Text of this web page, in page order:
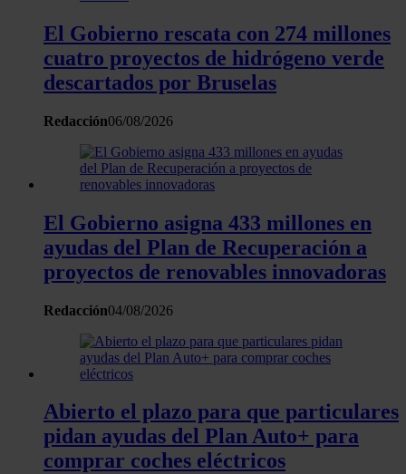
consentimiento en cualquier momento en la Declaración
de cookies.
Las cookies de este sitio web se usan para personalizar
el contenido y los anuncios, ofrecer funciones de redes
información sobre el uso que haga del sitio web con
nuestros partners de redes sociales, publicidad y análisis
que les haya proporcionado o que hayan recopilado a
partir del uso que haya hecho de sus servicios.
El Gobierno rescata con 274 millones
cuatro proyectos de hidrógeno verde
descartados por Bruselas
Redacción06/08/2026
El Gobierno asigna 433 millones en
ayudas del Plan de Recuperación a
proyectos de renovables innovadoras
Redacción04/08/2026
Abierto el plazo para que particulares
pidan ayudas del Plan Auto+ para
comprar coches eléctricos